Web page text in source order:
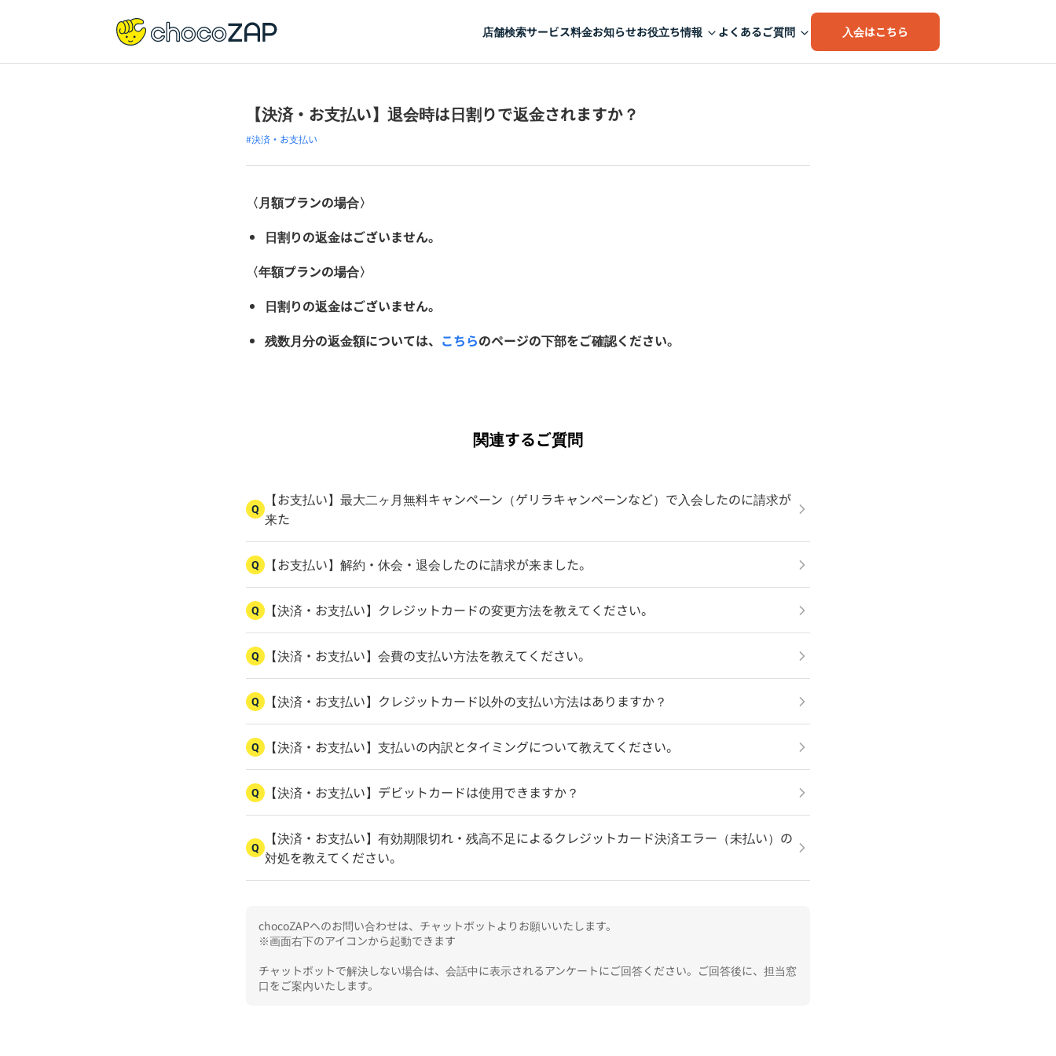
店舗検索サービス料金お知らせお役立ち情報 よくあるご質問 入会はこちら
【決済・お支払い】退会時は日割りで返金されますか？
#決済・お支払い
〈月額プランの場合〉
日割りの返金はございません。
〈年額プランの場合〉
日割りの返金はございません。
残数月分の返金額については、 こちらのページの下部をご確認ください。
関連するご質問
Q
【お支払い】最大二ヶ月無料キャンペーン（ゲリラキャンペーンなど）で入会したのに請求が
来た
Q 【お支払い】解約・休会・退会したのに請求が来ました。
Q 【決済・お支払い】クレジットカードの変更方法を教えてください。
Q 【決済・お支払い】会費の支払い方法を教えてください。
Q 【決済・お支払い】クレジットカード以外の支払い方法はありますか？
Q 【決済・お支払い】支払いの内訳とタイミングについて教えてください。
Q 【決済・お支払い】デビットカードは使用できますか？
Q
【決済・お支払い】有効期限切れ・残高不足によるクレジットカード決済エラー（未払い）の
対処を教えてください。
chocoZAPへのお問い合わせは、チャットボットよりお願いいたします。
※画面右下のアイコンから起動できます
チャットボットで解決しない場合は、会話中に表示されるアンケートにご回答ください。ご回答後に、担当窓
口をご案内いたします。